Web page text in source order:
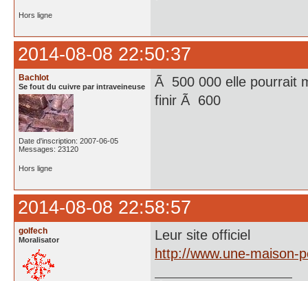
Hors ligne
2014-08-08 22:50:37
Bachlot
Se fout du cuivre par intraveineuse
Date d'inscription: 2007-06-05
Messages: 23120
Ã 500 000 elle pourrait
finir Ã 600
Hors ligne
2014-08-08 22:58:57
golfech
Moralisator
Leur site officiel
http://www.une-maison-